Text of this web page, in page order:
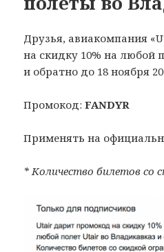
Друзья, авиакомпания
на скидку 10% на любой
и обратно до 18 ноября
Промокод:FANDYR
Применять на
* Количество билетов со